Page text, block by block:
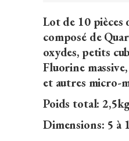
Lot de 10 pièces
composé de
oxydes, petits
Fluorine
et autres micro-
Poids total:
Dimensions: 5 à